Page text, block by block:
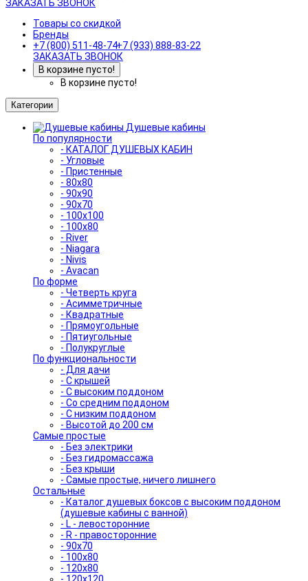
ЗАКАЗАТЬ ЗВОНОК
Товары со скидкой
Бренды
+7 (800) 511-48-74+7 (933) 888-83-22
ЗАКАЗАТЬ ЗВОНОК
В корзине пусто!
В корзине пусто!
Категории
Душевые кабины
По популярности
- КАТАЛОГ ДУШЕВЫХ КАБИН
- Угловые
- Пристенные
- 80x80
- 90x90
- 90x70
- 100x100
- 100x80
- River
- Niagara
- Nivis
- Avacan
По форме
- Четверть круга
- Асимметричные
- Квадратные
- Прямоугольные
- Пятиугольные
- Полукруглые
По функциональности
- Для дачи
- С крышей
- С высоким поддоном
- Со средним поддоном
- С низким поддоном
- Высотой до 200 см
Самые простые
- Без электрики
- Без гидромассажа
- Без крыши
- Самые простые, ничего лишнего
Остальные
- Каталог душевых боксов с высоким поддоном
(душевые кабины с ванной)
- L - левосторонние
- R - правосторонние
- 90x70
- 100x80
- 120x80